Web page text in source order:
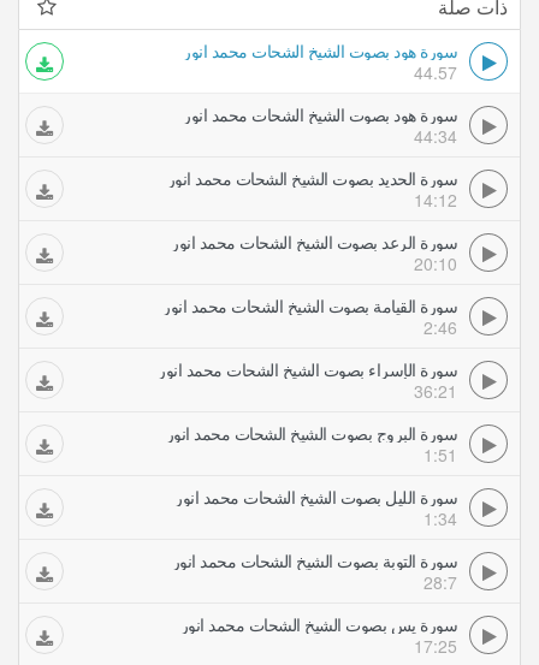
ذات صلة
سورة هود بصوت الشيخ الشحات محمد انور
44.57
سورة هود بصوت الشيخ الشحات محمد انور
44:34
سورة الحديد بصوت الشيخ الشحات محمد انور
14:12
سورة الرعد بصوت الشيخ الشحات محمد انور
20:10
سورة القيامة بصوت الشيخ الشحات محمد انور
2:46
سورة الإسراء بصوت الشيخ الشحات محمد انور
36:21
سورة البروج بصوت الشيخ الشحات محمد انور
1:51
سورة الليل بصوت الشيخ الشحات محمد انور
1:34
سورة التوبة بصوت الشيخ الشحات محمد انور
28:7
سورة يس بصوت الشيخ الشحات محمد انور
17:25